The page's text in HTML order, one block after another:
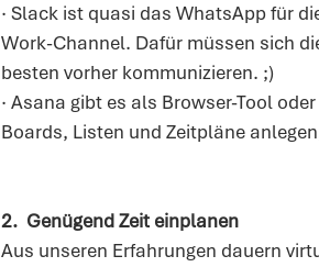
· Slack ist quasi das WhatsApp für
Work-Channel. Dafür müssen sich
besten vorher kommunizieren. ;)
· Asana gibt es als Browser-Tool
Boards, Listen und Zeitpläne
2. Genügend Zeit einplanen
Aus unseren Erfahrungen dauern